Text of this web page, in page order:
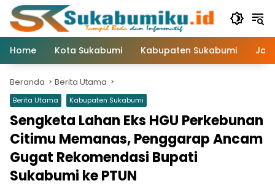
Langsung
konten
Home
Kota Sukabumi Kabupaten Sukabumi
Beranda Berita Utama
Berita Utama Kabupaten Sukabumi
Sengketa Lahan Eks HGU Perkebunan
Citimu Memanas, Penggarap Ancam
Gugat Rekomendasi Bupati
Sukabumi ke PTUN